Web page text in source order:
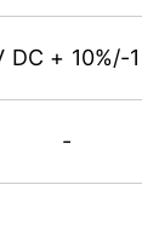
DC + 10%/-
-